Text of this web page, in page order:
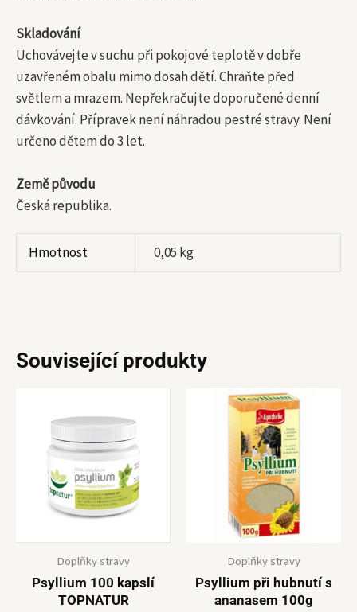
Skladování
Uchovávejte v suchu při pokojové teplotě v dobře
uzavřeném obalu mimo dosah dětí. Chraňte před
světlem a mrazem. Nepřekračujte doporučené denní
dávkování. Přípravek není náhradou pestré stravy. Není
určeno dětem do 3 let.
Země původu
Česká republika.
Hmotnost 0,05 kg
Související produkty
Doplňky stravy
Psyllium 100 kapslí
TOPNATUR
Doplňky stravy
Psyllium při hubnutí s
ananasem 100g